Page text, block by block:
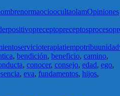
normaocioocultaolamOpiniones
positivopreceptopreceptosproceso
servicioterapiatiempotribuunidad
, bendición, beneficio, camino,
, conocer, consejo, edad, ego,
, eva, fundamentos, hijos,